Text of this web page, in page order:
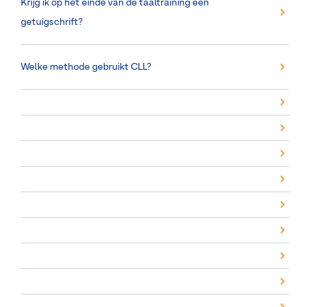
Krijg ik op het einde van de taaltraining een
getuigschrift?
Welke methode gebruikt CLL?